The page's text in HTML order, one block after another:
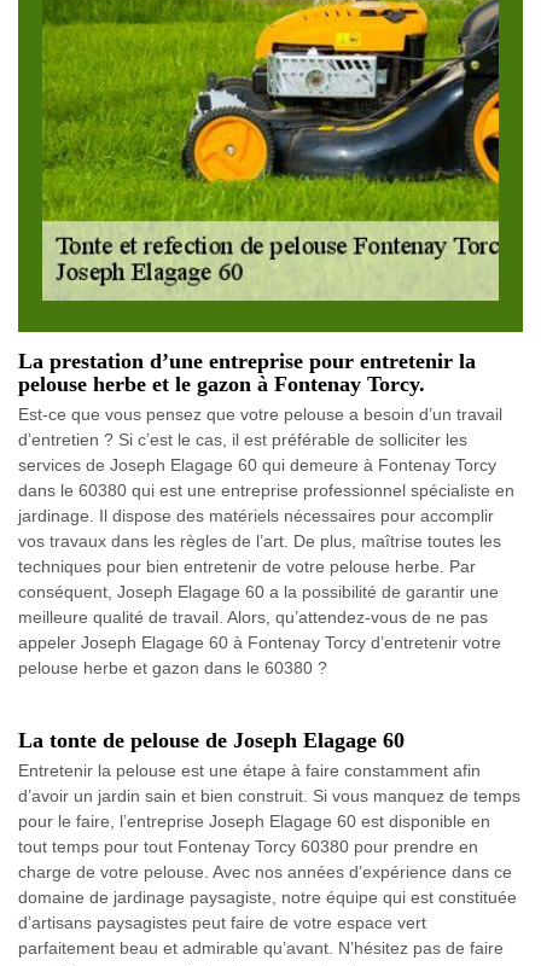
La prestation d’une entreprise pour entretenir la
pelouse herbe et le gazon à Fontenay Torcy.
Est-ce que vous pensez que votre pelouse a besoin d’un travail
d’entretien ? Si c’est le cas, il est préférable de solliciter les
services de Joseph Elagage 60 qui demeure à Fontenay Torcy
dans le 60380 qui est une entreprise professionnel spécialiste en
jardinage. Il dispose des matériels nécessaires pour accomplir
vos travaux dans les règles de l’art. De plus, maîtrise toutes les
techniques pour bien entretenir de votre pelouse herbe. Par
conséquent, Joseph Elagage 60 a la possibilité de garantir une
meilleure qualité de travail. Alors, qu’attendez-vous de ne pas
appeler Joseph Elagage 60 à Fontenay Torcy d’entretenir votre
pelouse herbe et gazon dans le 60380 ?
La tonte de pelouse de Joseph Elagage 60
Entretenir la pelouse est une étape à faire constamment afin
d’avoir un jardin sain et bien construit. Si vous manquez de temps
pour le faire, l’entreprise Joseph Elagage 60 est disponible en
tout temps pour tout Fontenay Torcy 60380 pour prendre en
charge de votre pelouse. Avec nos années d’expérience dans ce
domaine de jardinage paysagiste, notre équipe qui est constituée
d’artisans paysagistes peut faire de votre espace vert
parfaitement beau et admirable qu’avant. N’hésitez pas de faire